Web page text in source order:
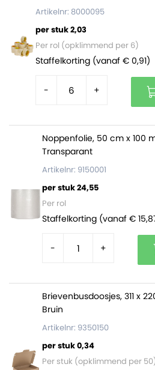
Artikelnr: 8000095
per stuk 2,03
Per rol (opklimmend per 6)
Staffelkorting (vanaf € 0,91)
- +
Noppenfolie, 50 cm x 100
Transparant
Artikelnr: 9150001
per stuk 24,55
Per rol
Staffelkorting (vanaf €
- +
Brievenbusdoosjes, 311 x
Bruin
Artikelnr: 9350150
per stuk 0,34
Per stuk (opklimmend per